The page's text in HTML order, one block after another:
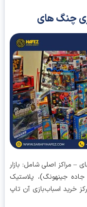
اصلی شامل: بازار
جینهونگ)، پلاستیک
اسباب‌بازی آن تاپ